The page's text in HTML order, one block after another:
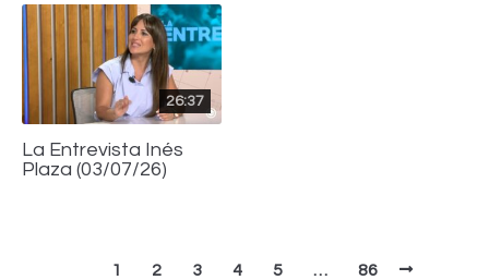
26:37
La Entrevista Inés
Plaza (03/07/26)
1 2 3 4 5 … 86